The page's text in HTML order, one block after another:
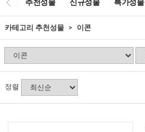
추천성물 신규성물 특가성물
카테고리 추천성물 이콘
정렬